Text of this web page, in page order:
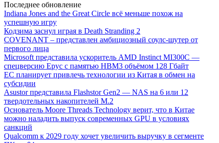
Последнее обновление
Indiana Jones and the Great Circle всё меньше похож на
успешную игру
Кодзима заснул играя в Death Stranding 2
COVENANT – представлен амбициозный соулс-шутер от
первого лица
Microsoft представила ускоритель AMD Instinct MI300C —
спецверсию Epyc с памятью HBM3 объёмом 128 Гбайт
ЕС планирует привлечь технологии из Китая в обмен на
субсидии
Asustor представила Flashstor Gen2 — NAS на 6 или 12
твердотельных накопителей M.2
Основатель Moore Threads Technology верит, что в Китае
можно наладить выпуск современных GPU в условиях
санкций
Qualcomm к 2029 году хочет увеличить выручку в сегменте